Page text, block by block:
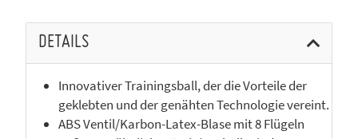
DETAILS
Innovativer Trainingsball, der die Vorteile der
geklebten und der genähten Technologie vereint.
ABS Ventil/Karbon-Latex-Blase mit 8 Flügeln